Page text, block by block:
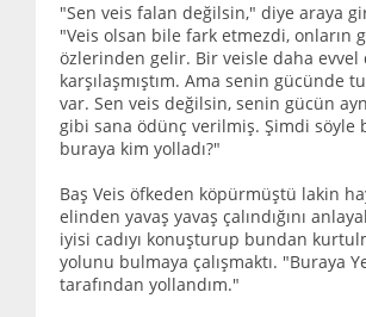
"Sen veis falan değilsin," diye araya
"Veis olsan bile fark etmezdi, onların
özlerinden gelir. Bir veisle daha evvel
karşılaşmıştım. Ama senin gücünde
var. Sen veis değilsin, senin gücün
gibi sana ödünç verilmiş. Şimdi söyle
buraya kim yolladı?"
Baş Veis öfkeden köpürmüştü lakin
elinden yavaş yavaş çalındığını
iyisi cadıyı konuşturup bundan
yolunu bulmaya çalışmaktı. "Buraya
tarafından yollandım."